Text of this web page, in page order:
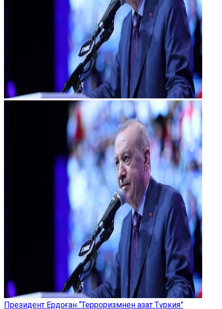
Президент Ердоған “Терроризмнен азат Түркия”